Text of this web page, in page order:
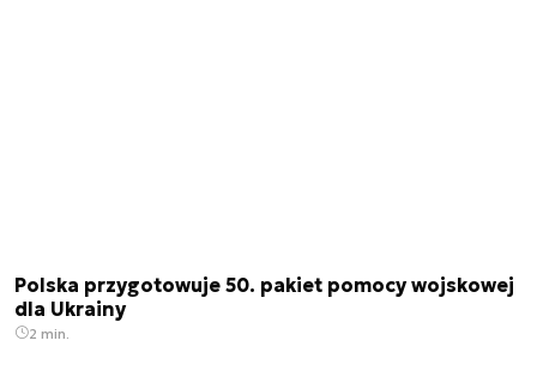
Polska przygotowuje 50. pakiet pomocy wojskowej
dla Ukrainy
2 min.